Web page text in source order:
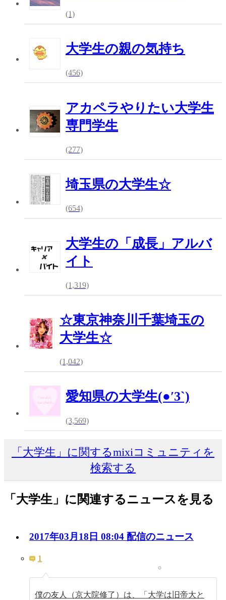
(1)
大学生の親の気持ち
(456)
アカペラやりたい大学生
専門学生
(277)
埼玉県の大学生☆
(654)
大学生の「成長」アルバ
イト
(1,319)
☆東京神奈川千葉埼玉の
大学生☆
(1,042)
愛知県の大学生(●′3`)
(3,569)
「大学生」に関するmixiコミュニティを
検索する
「大学生」に関連するニュースを見る
2017年03月18日 08:04 配信のニュース
1
僕の友人（京大院修了）は、「大学は旧帝大と